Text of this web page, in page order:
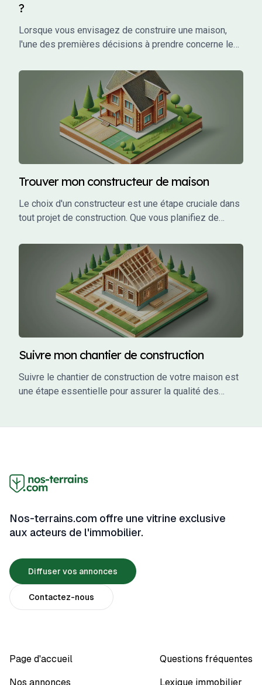
?
Lorsque vous envisagez de construire une maison,
l'une des premières décisions à prendre concerne le
parler de plans sur-mesure et de plans modulaires,
mais qu'est-ce que cela signifie exactement ?
Trouver mon constructeur de maison
Le choix d'un constructeur est une étape cruciale dans
tout projet de construction. Que vous planifiez de
commercial, ou un investissement locatif, le bon
constructeur peut faire la différence entre un projet
réussi et un cauchemar.
Suivre mon chantier de construction
Suivre le chantier de construction de votre maison est
une étape essentielle pour assurer la qualité des
pratiques, des outils et des informations pour garantir
que votre projet se déroule sans accroc.
Nos-terrains.com offre une vitrine exclusive
aux acteurs de l'immobilier.
Diffuser vos annonces
Contactez-nous
Page d'accueil
Nos annonces
Questions fréquentes
Lexique immobilier